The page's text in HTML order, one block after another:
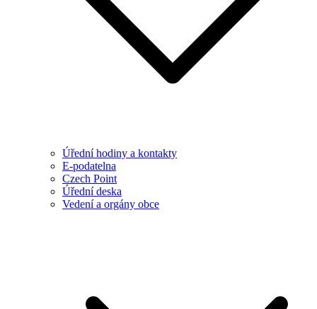
Úřední hodiny a kontakty
E-podatelna
Czech Point
Úřední deska
Vedení a orgány obce